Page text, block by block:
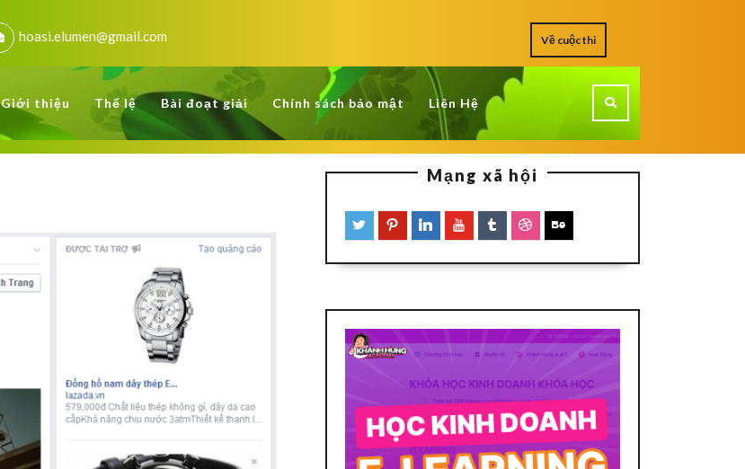
hoasi.elumen@gmail.com Về cuộc thi
Giới thiệu Thể lệ Bài đoạt giải Chính sách bảo mật Liên Hệ
Mạng xã hội